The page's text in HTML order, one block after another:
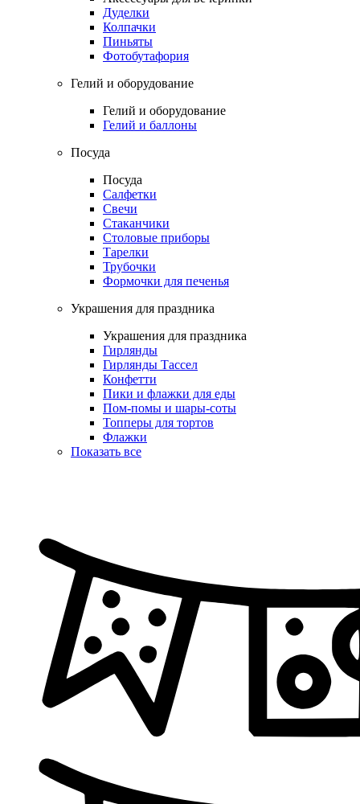
Дуделки
Колпачки
Пиньяты
Фотобутафория
Гелий и оборудование
Гелий и оборудование
Гелий и баллоны
Посуда
Посуда
Салфетки
Свечи
Стаканчики
Столовые приборы
Тарелки
Трубочки
Формочки для печенья
Украшения для праздника
Украшения для праздника
Гирлянды
Гирлянды Тассел
Конфетти
Пики и флажки для еды
Пом-помы и шары-соты
Топперы для тортов
Флажки
Показать все